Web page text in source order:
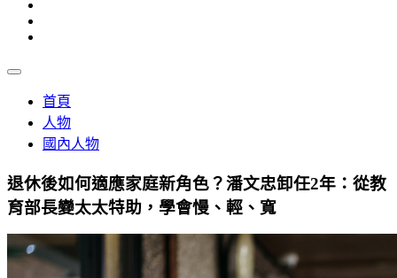
首頁
人物
國內人物
退休後如何適應家庭新角色？潘文忠卸任2年：從教
育部長變太太特助，學會慢、輕、寬